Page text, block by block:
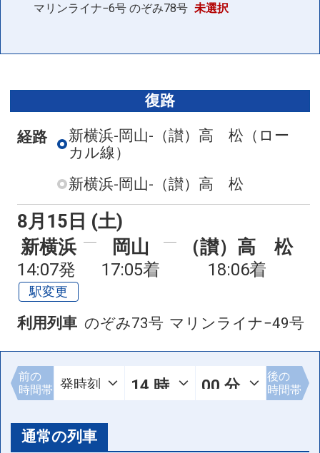
マリンライナ−6号 のぞみ78号 未選択
復路
経路 新横浜-岡山-（讃）高 松 （ロー
カル線）
新横浜-岡山-（讃）高 松
8月15日 (土)
新横浜
14:07発
駅変更
岡山
17:05着
（讃）高 松
18:06着
利用列車 のぞみ73号 マリンライナ−49号
前の
時間帯
後の
時間帯
通常の列車